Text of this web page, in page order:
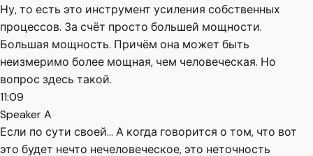
Ну, то есть это инструмент усиления собственных
процессов. За счёт просто большей мощности.
Большая мощность. Причём она может быть
неизмеримо более мощная, чем человеческая. Но
вопрос здесь такой.
11:09
Speaker A
Если по сути своей... А когда говорится о том, что вот
это будет нечто нечеловеческое, это неточность